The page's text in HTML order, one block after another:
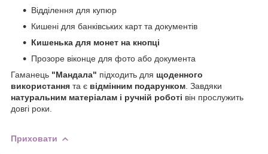
Відділення для купюр
Кишені для банківських карт та документів
Кишенька для монет на кнопці
Прозоре віконце для фото або документа
Гаманець "Мандала" підходить для щоденного
використання та є відмінним подарунком . Завдяки
натуральним матеріалам і ручній роботі він прослужить
довгі роки.
Приховати